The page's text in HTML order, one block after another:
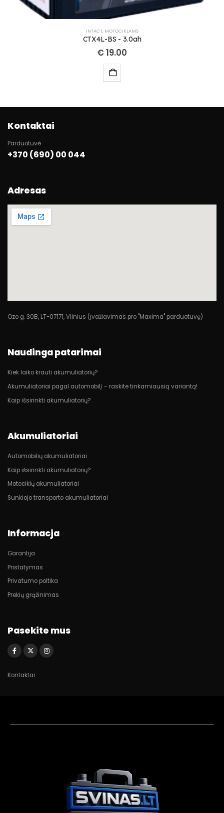
INTACT, MOTOCIKLAMS
CTX4L-BS - 3.0ah
€ 19.00
Kontaktai
Parduotuvė
+370 (690) 00 044
Adresas
Ozo g. 30B, LT-07171, Vilnius (Įvažiavimas pro "Maxima" parduotuvę)
Naudinga patarimai
Kiek laiko krauti akumuliatorių?
Akumuliatoriai pagal automobilį – raskite tinkamiausią variantą!
Kaip išsirinkti akumuliatorių?
Akumuliatoriai
Automobilių akumuliatoriai
Kaip išsirinkti akumuliatorių?
Motociklų akumuliatoriai
Sunkiojo transporto akumuliatoriai
Informacja
Garantija
Pristatymas
Privatumo poltika
Prekių grąžinimas
Pasekite mus
Kontaktai
Akumuliatorių
asistentas